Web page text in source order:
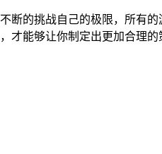
断的挑战自己的极限，所有
才能够让你制定出更加合理的